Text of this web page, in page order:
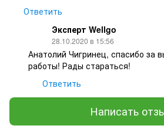
Ответить
Эксперт Wellgo
28.10.2020 в 15:56
Анатолий Чигринец, спасибо за
работы! Рады стараться!
Ответить
Написать